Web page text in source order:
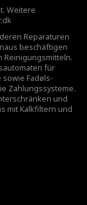
Weitere
Reparaturen
beschäftigen
Reinigungsmitteln.
für
Fadøls-
Zahlungssysteme.
und
mit Kalkfiltern und